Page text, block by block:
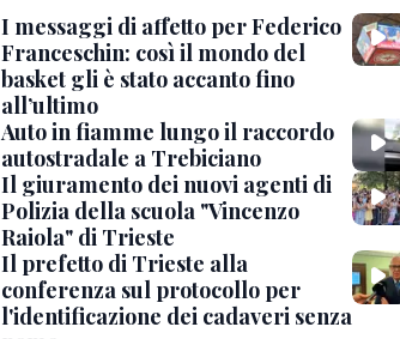
I messaggi di affetto per Federico
Franceschin: così il mondo del
basket gli è stato accanto fino
all’ultimo
Auto in fiamme lungo il raccordo
autostradale a Trebiciano
Il giuramento dei nuovi agenti di
Polizia della scuola "Vincenzo
Raiola" di Trieste
Il prefetto di Trieste alla
conferenza sul protocollo per
l'identificazione dei cadaveri senza